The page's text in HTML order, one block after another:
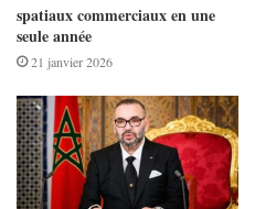
spatiaux commerciaux en une
seule année
21 janvier 2026